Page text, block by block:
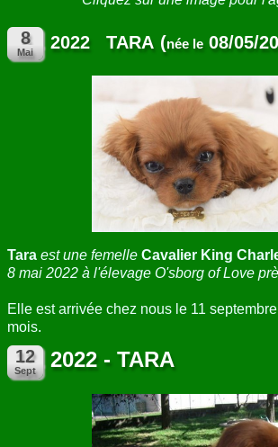
COMPRENDRE LE CHIEN ▼
2022 TARA (née le 08/05/
Tara est une femelle Cavalier King
8 mai 2022 à l'élevage O'sborg of Love
Elle est arrivée chez nous le 11
mois.
2022 - TARA